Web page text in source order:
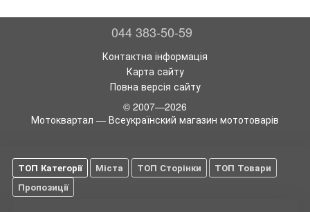
044 383-50-59
Контактна інформація
Карта сайту
Повна версія сайту
© 2007—2026
Мотоквартал — Всеукраїнский магазин мототоварів
ТОП Категорії Міста ТОП Сторінки
ТОП Товари
Пропозиції